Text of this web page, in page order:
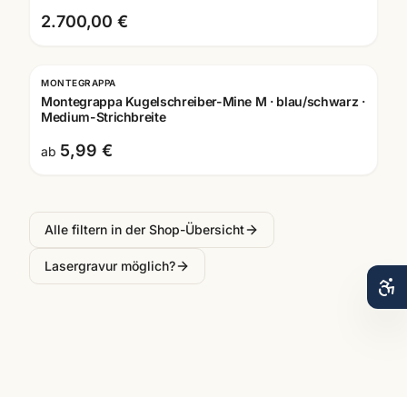
2.700,00 €
Gravur
MONTEGRAPPA
Montegrappa Kugelschreiber-Mine M · blau/schwarz ·
Medium-Strichbreite
ab 5,99 €
Alle filtern in der Shop-Übersicht
Lasergravur möglich?